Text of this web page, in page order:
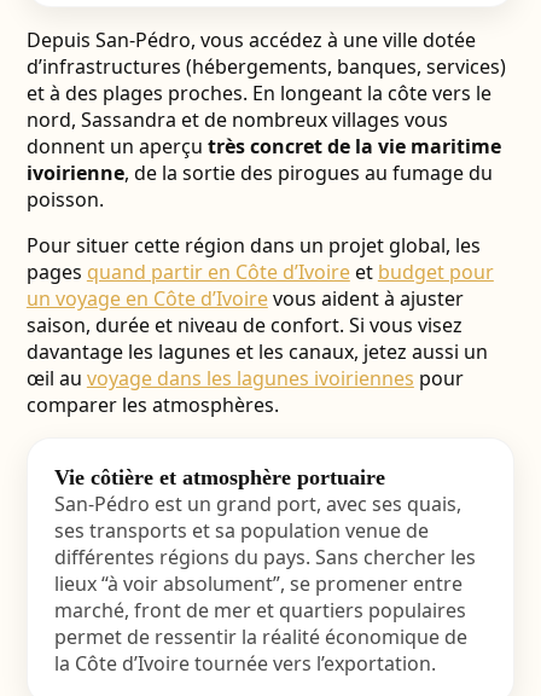
Depuis San-Pédro, vous accédez à une ville dotée
d’infrastructures (hébergements, banques, services)
et à des plages proches. En longeant la côte vers le
nord, Sassandra et de nombreux villages vous
donnent un aperçu très concret de la vie maritime
ivoirienne, de la sortie des pirogues au fumage du
poisson.
Pour situer cette région dans un projet global, les
pages quand partir en Côte d’Ivoireet budget pour
un voyage en Côte d’Ivoirevous aident à ajuster
saison, durée et niveau de confort. Si vous visez
davantage les lagunes et les canaux, jetez aussi un
œil au voyage dans les lagunes ivoiriennes pour
comparer les atmosphères.
Vie côtière et atmosphère portuaire
San-Pédro est un grand port, avec ses quais,
ses transports et sa population venue de
différentes régions du pays. Sans chercher les
lieux “à voir absolument”, se promener entre
marché, front de mer et quartiers populaires
permet de ressentir la réalité économique de
la Côte d’Ivoire tournée vers l’exportation.